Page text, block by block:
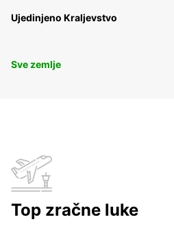
Ujedinjeno Kraljevstvo
Sve zemlje
Top zračne luke